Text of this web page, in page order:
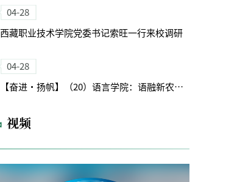
04-28
西藏职业技术学院党委书记索旺一行来校调研
04-28
【奋进・扬帆】（20）语言学院：语融新农启征程 文润育人谱新篇
视频